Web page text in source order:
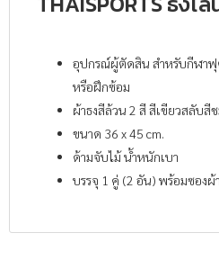
อุปกรณ์ผู้ตัดสิน สำหรับกีฬา
หรือฝึกซ้อม
ผ้าธงสีล้วน 2 สี สีเขียวสลับสี
ขนาด 36 x 45 cm.
ด้ามจับไม้ น้ำหนักเบา
บรรจุ 1 คู่ (2 อัน) พร้อมซองผ้